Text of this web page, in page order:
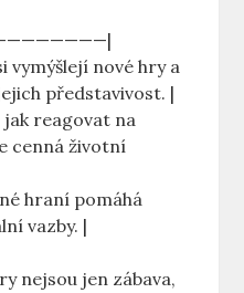
vymýšlejí nové hry a
představivost. |
jak reagovat na
cenná životní
hraní pomáhá
vazby. |
nejsou jen zábava,